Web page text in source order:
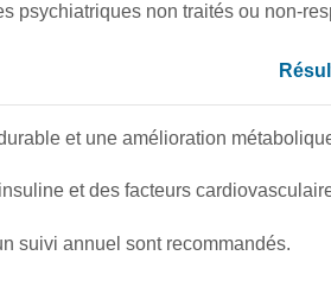
psychiatriques non traités ou non-
et une amélioration
et des facteurs
suivi annuel sont recommandés.